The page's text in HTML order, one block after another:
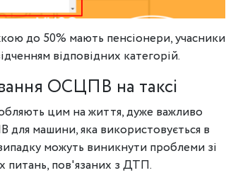
до 50% мають пенсіонери, учасники
відповідних категорій.
ОСЦПВ на таксі
цим на життя, дуже важливо
машини, яка використовується в
можуть виникнути проблеми зі
питань, пов'язаних з ДТП.